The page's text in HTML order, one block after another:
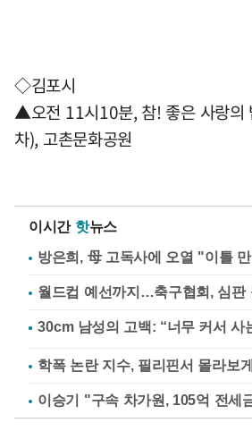
◇김포시
▲오전 11시10분, 참! 좋은 사랑의
차), 고촌문화공원
이시간 핫뉴스
방은희, 母 고독사에 오열 "이틀
월드컵 예선까지…축구협회, 심판
학폭 논란 지수, 필리핀서 몰라보
이승기 "구속 차가원, 105억 전세